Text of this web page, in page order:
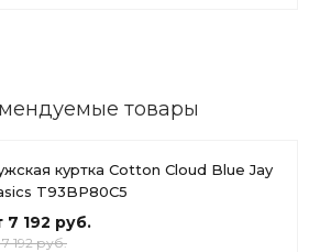
товары
куртка Cotton Cloud Blue Jay
T93BP80C5
7 192 руб.
192 руб.